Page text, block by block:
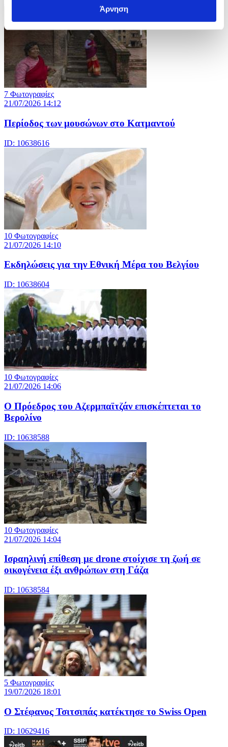
Άρνηση
7 Φωτογραφίες
21/07/2026 14:12
Περίοδος των μουσώνων στο Κατμαντού
ID: 10638616
10 Φωτογραφίες
21/07/2026 14:10
Eκδηλώσεις για την Εθνική Μέρα του Βελγίου
ID: 10638604
10 Φωτογραφίες
21/07/2026 14:06
Ο Πρόεδρος του Αζερμπαϊτζάν επισκέπτεται το
Βερολίνο
ID: 10638588
10 Φωτογραφίες
21/07/2026 14:04
Iσραηλινή επίθεση με drone στοίχισε τη ζωή σε
οικογένεια έξι ανθρώπων στη Γάζα
ID: 10638584
5 Φωτογραφίες
19/07/2026 18:01
Ο Στέφανος Τσιτσιπάς κατέκτησε το Swiss Open
ID: 10629416